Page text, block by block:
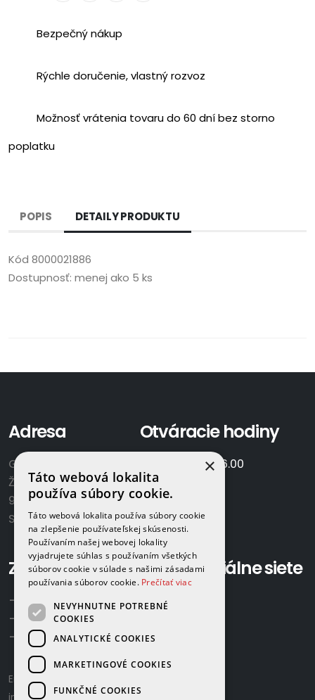
Bezpečný nákup
Rýchle doručenie, vlastný rozvoz
Možnosť vrátenia tovaru do 60 dní bez storno
poplatku
POPIS DETAILY PRODUKTU
Kód 8000021886
Dostupnosť: menej ako 5 ks
Adresa
GAMAPLYN s.r.o.
Železničná 570/8
922 02 Krakovany
Slovensko
Otváracie hodiny
7.00 - 16.00
So:
Zavolajte nám:
+421 918 524 702
+421 907 958 768
+421 948 615 083
Email us:
Sociálne siete
×
Táto webová lokalita
používa súbory cookie.
Táto webová lokalita používa súbory cookie
na zlepšenie používateľskej skúsenosti.
Používaním našej webovej lokality
vyjadrujete súhlas s používaním všetkých
súborov cookie v súlade s našimi zásadami
používania súborov cookie. Prečítať viac
NEVYHNUTNE POTREBNÉ
COOKIES
ANALYTICKÉ COOKIES
MARKETINGOVÉ COOKIES
FUNKČNÉ COOKIES